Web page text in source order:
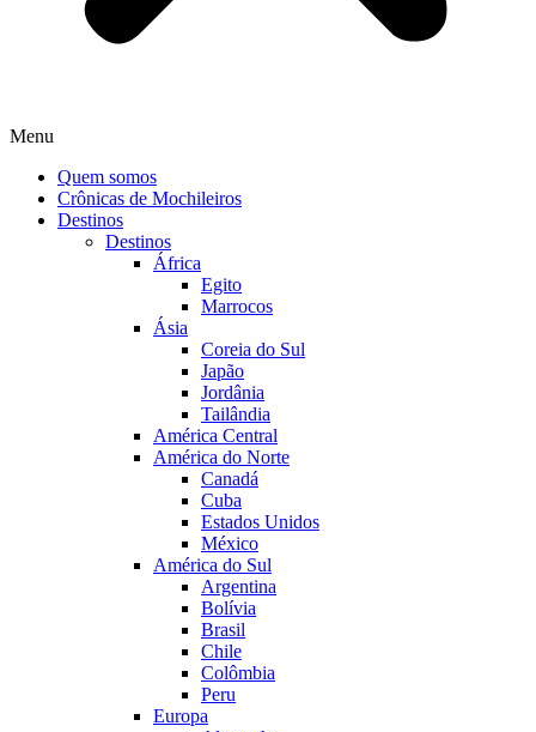
Menu
Quem somos
Crônicas de Mochileiros
Destinos
Destinos
África
Egito
Marrocos
Ásia
Coreia do Sul
Japão
Jordânia
Tailândia
América Central
América do Norte
Canadá
Cuba
Estados Unidos
México
América do Sul
Argentina
Bolívia
Brasil
Chile
Colômbia
Peru
Europa